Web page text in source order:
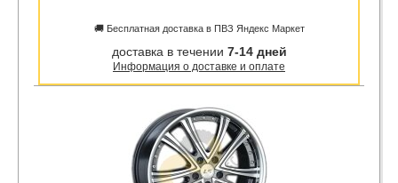
🚚 Бесплатная доставка в ПВЗ Яндекс Маркет
доставка в течении 7-14 дней
Информация о доставке и оплате